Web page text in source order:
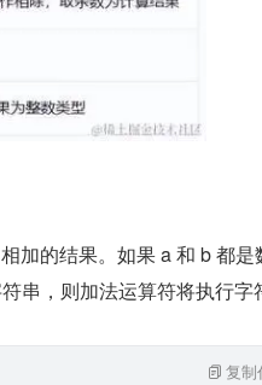
加的结果。如果 a 和 b 都是
串，则加法运算符将执行字
复制